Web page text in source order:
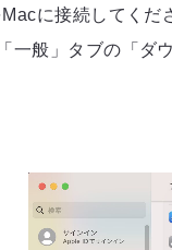
に接続してくだ
般」タブの「ダ